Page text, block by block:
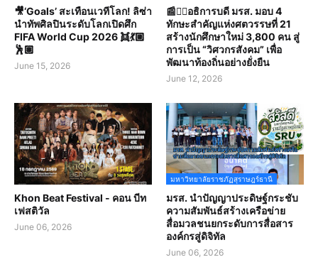
🎥‘Goals’ สะเทือนเวทีโลก! ลิซ่า
นำทัพศิลปินระดับโลกเปิดศึก
FIFA World Cup 2026 👯💃🏼
🕺🏽
June 15, 2026
📰✍🏻อธิการบดี มรส. มอบ 4
ทักษะสำคัญแห่งศตวรรษที่ 21
สร้างนักศึกษาใหม่ 3,800 คน สู่
การเป็น “วิศวกรสังคม” เพื่อ
พัฒนาท้องถิ่นอย่างยั่งยืน
June 12, 2026
Khon Beat Festival - คอน บีท
เฟสติวัล
June 06, 2026
มหาวิทยาลัยราชภัฏสุราษฎร์ธานี
มรส. นำปัญญาประดิษฐ์กระชับ
ความสัมพันธ์สร้างเครือข่าย
สื่อมวลชนยกระดับการสื่อสาร
องค์กรสู่ดิจิทัล
June 06, 2026